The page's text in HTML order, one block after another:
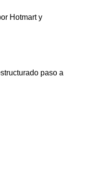
Hotmart y
paso a